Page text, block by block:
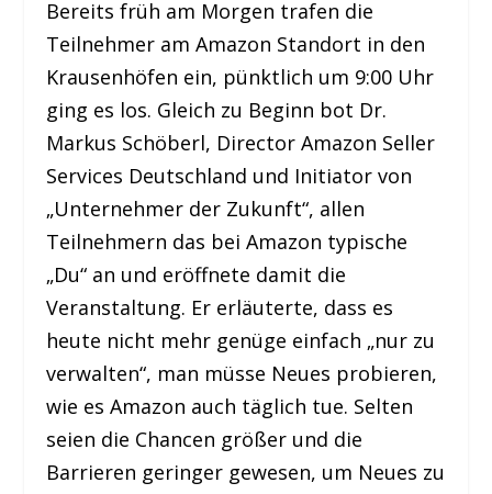
Bereits früh am Morgen trafen die
Teilnehmer am Amazon Standort in den
Krausenhöfen ein, pünktlich um 9:00 Uhr
ging es los. Gleich zu Beginn bot Dr.
Markus Schöberl, Director Amazon Seller
Services Deutschland und Initiator von
„Unternehmer der Zukunft“, allen
Teilnehmern das bei Amazon typische
„Du“ an und eröffnete damit die
Veranstaltung. Er erläuterte, dass es
heute nicht mehr genüge einfach „nur zu
verwalten“, man müsse Neues probieren,
wie es Amazon auch täglich tue. Selten
seien die Chancen größer und die
Barrieren geringer gewesen, um Neues zu